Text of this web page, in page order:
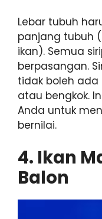
Lebar tubuh
panjang tubuh
ikan). Semua
berpasangan.
tidak boleh
atau bengkok.
Anda untuk
bernilai.
4. Ikan
Balon